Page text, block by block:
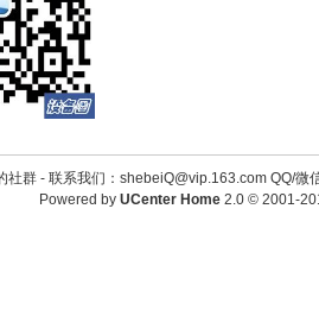
社群 - 联系我们：shebeiQ@vip.163.com QQ/微
Powered by UCenter Home 2.0© 2001-